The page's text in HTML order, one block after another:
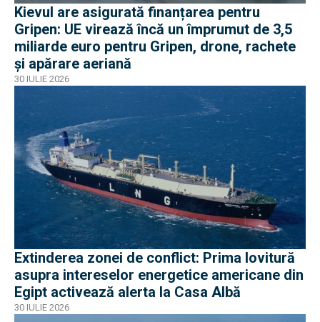
Kievul are asigurată finanțarea pentru
Gripen: UE virează încă un împrumut de 3,5
miliarde euro pentru Gripen, drone, rachete
și apărare aeriană
30 IULIE 2026
Extinderea zonei de conflict: Prima lovitură
asupra intereselor energetice americane din
Egipt activează alerta la Casa Albă
30 IULIE 2026